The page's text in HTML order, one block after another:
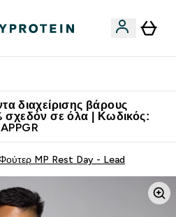
διαχείρισης βάρους
σχεδόν σε όλα | Κωδικός:
APPGR
MP Rest Day - Lead